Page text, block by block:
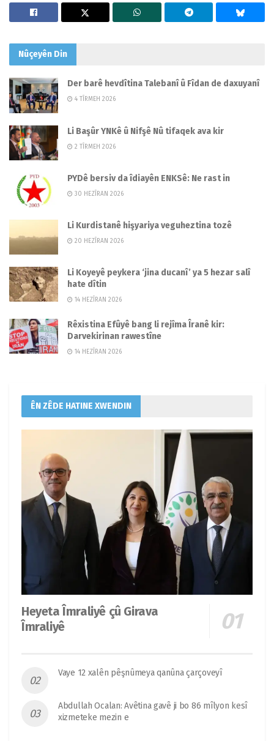
Nûçeyên Din
Der barê hevdîtina Talebanî û Fîdan de daxuyanî
4 TÎRMEH 2026
Li Başûr YNKê û Nifşê Nû tifaqek ava kir
2 TÎRMEH 2026
PYDê bersiv da îdiayên ENKSê: Ne rast in
30 HEZÎRAN 2026
Li Kurdistanê hişyariya veguheztina tozê
20 HEZÎRAN 2026
Li Koyeyê peykera ‘jina ducanî’ ya 5 hezar salî
hate dîtin
14 HEZÎRAN 2026
Rêxistina Efûyê bang li rejîma Îranê kir:
Darvekirinan rawestîne
14 HEZÎRAN 2026
ÊN ZÊDE HATINE XWENDIN
Heyeta Îmraliyê çû Girava
Îmraliyê
Vaye 12 xalên pêşnûmeya qanûna çarçoveyî
Abdullah Ocalan: Avêtina gavê ji bo 86 mîlyon kesî
xizmeteke mezin e